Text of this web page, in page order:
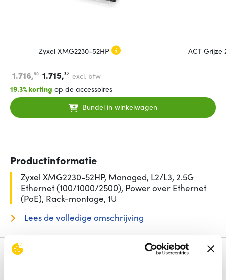
Zyxel XMG2230-52HP ACT
1.716,90 1.715,37 excl. btw
19.3% korting op de accessoires
Bundel in winkelwagen
Productinformatie
Zyxel XMG2230-52HP, Managed, L2/L3, 2.5G
Ethernet (100/1000/2500), Power over Ethernet
(PoE), Rack-montage, 1U
Lees de volledige omschrijving
Specificaties